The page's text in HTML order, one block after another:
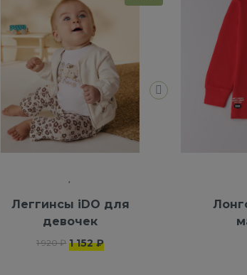
Леггинсы iDO для
девочек
1 920 ₽ 1 152 ₽